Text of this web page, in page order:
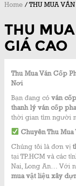
Home /THU MUA
THU
GIÁ CAO
Thu Mua Ván Cốp
Nơi
Bạn đang có ván
thanh lý ván cốp
thời gian tìm người
Chuyên Thu
Chúng tôi là đơn vị
tại TP.HCM và các
Nai, Long An… Với
mua vật liệu xây